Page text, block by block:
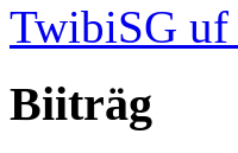
TwibiSG
Biiträg